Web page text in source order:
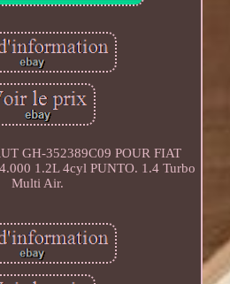
GH-352389C09 POUR FIAT
1.2L 4cyl PUNTO. 1.4 Turbo
Multi Air.